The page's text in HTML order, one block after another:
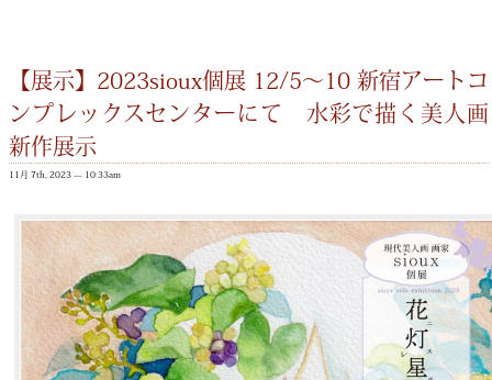
【展示】2023sioux個展 12/5〜10 新宿アートコ
ンプレックスセンターにて 水彩で描く美人画
新作展示
11月 7th, 2023 — 10:33am